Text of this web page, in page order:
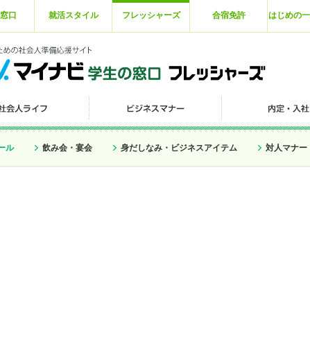
口 就活スタイル フレッシャーズ 合宿免許 はじめの
ル 飲み会・宴会 身だしなみ・ビジネスアイテム 対人マナー